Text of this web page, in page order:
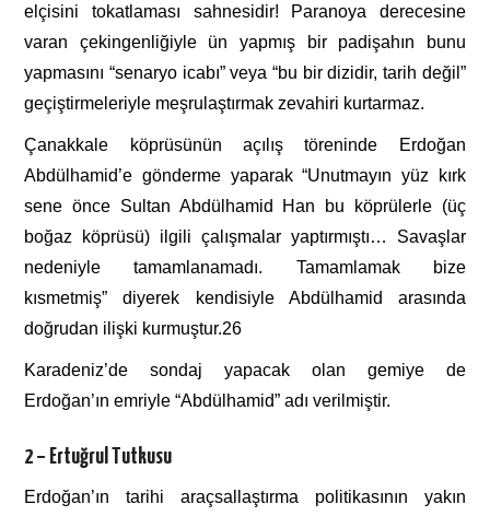
elçisini tokatlaması sahnesidir! Paranoya derecesine
varan çekingenliğiyle ün yapmış bir padişahın bunu
yapmasını “senaryo icabı” veya “bu bir dizidir, tarih değil”
geçiştirmeleriyle meşrulaştırmak zevahiri kurtarmaz.
Çanakkale köprüsünün açılış töreninde Erdoğan
Abdülhamid’e gönderme yaparak “Unutmayın yüz kırk
sene önce Sultan Abdülhamid Han bu köprülerle (üç
boğaz köprüsü) ilgili çalışmalar yaptırmıştı… Savaşlar
nedeniyle tamamlanamadı. Tamamlamak bize
kısmetmiş” diyerek kendisiyle Abdülhamid arasında
doğrudan ilişki kurmuştur.26
Karadeniz’de sondaj yapacak olan gemiye de
Erdoğan’ın emriyle “Abdülhamid” adı verilmiştir.
2 – Ertuğrul Tutkusu
Erdoğan’ın tarihi araçsallaştırma politikasının yakın